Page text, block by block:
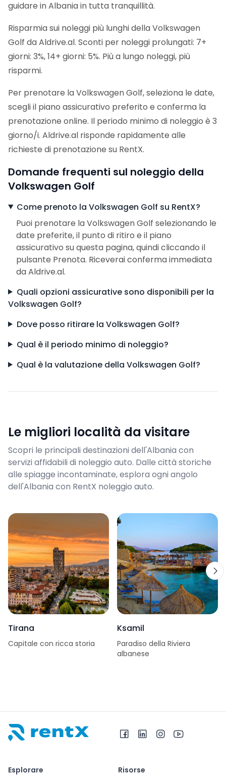
guidare in Albania in tutta tranquillità.
Risparmia sui noleggi più lunghi della Volkswagen
Golf da Aldrive.al. Sconti per noleggi prolungati: 7+
giorni: 3%, 14+ giorni: 5%. Più a lungo noleggi, più
risparmi.
Per prenotare la Volkswagen Golf, seleziona le date,
scegli il piano assicurativo preferito e conferma la
prenotazione online. Il periodo minimo di noleggio è 3
giorno/i. Aldrive.al risponde rapidamente alle
richieste di prenotazione su RentX.
Domande frequenti sul noleggio della
Volkswagen Golf
Come prenoto la Volkswagen Golf su RentX?
Puoi prenotare la Volkswagen Golf selezionando le
date preferite, il punto di ritiro e il piano
assicurativo su questa pagina, quindi cliccando il
pulsante Prenota. Riceverai conferma immediata
da Aldrive.al.
Quali opzioni assicurative sono disponibili per la
Volkswagen Golf?
Dove posso ritirare la Volkswagen Golf?
Qual è il periodo minimo di noleggio?
Qual è la valutazione della Volkswagen Golf?
Le migliori località da visitare
Scopri le principali destinazioni dell'Albania con
servizi affidabili di noleggio auto. Dalle città storiche
alle spiagge incontaminate, esplora ogni angolo
dell'Albania con RentX noleggio auto.
Tirana
Capitale con ricca storia
Ksamil
Paradiso della Riviera
albanese
Esplorare
Risorse